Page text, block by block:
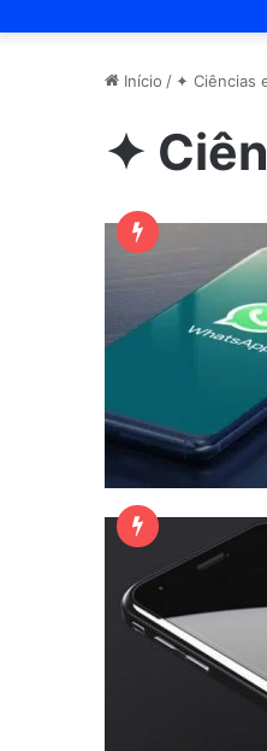
Início / ✦ Ciências
✦